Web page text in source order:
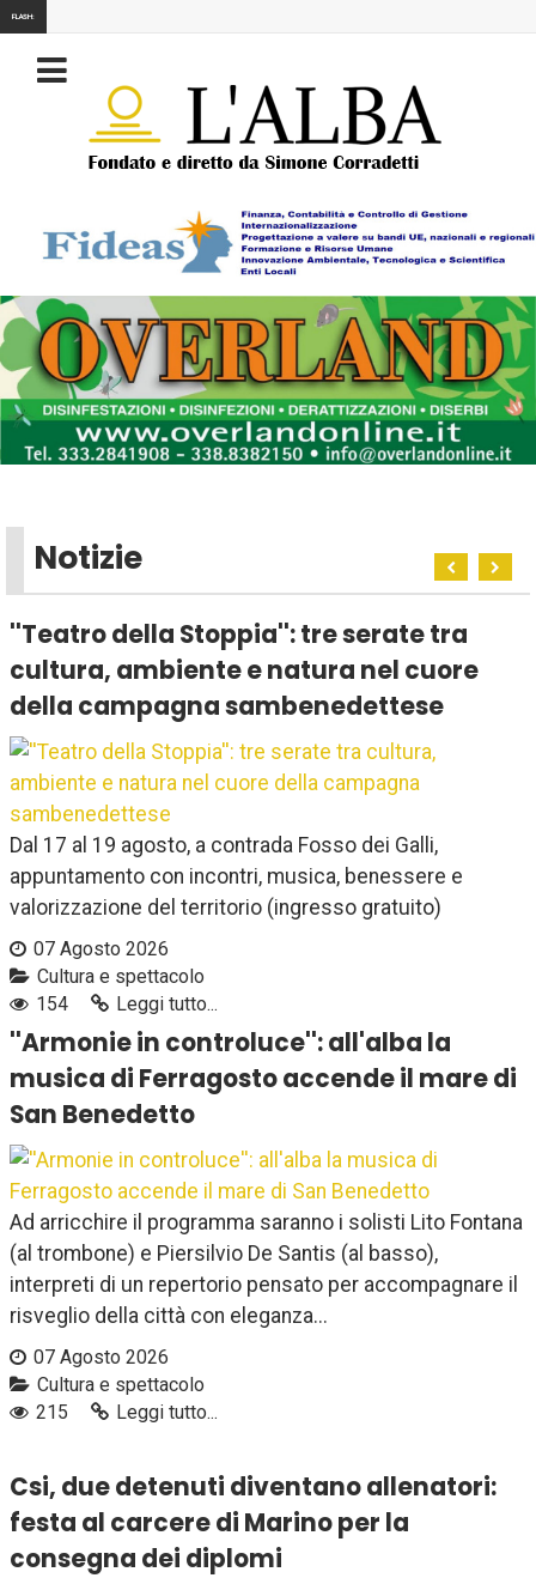
FLASH:
Notizie
''Teatro della Stoppia'': tre serate tra
cultura, ambiente e natura nel cuore
della campagna sambenedettese
Dal 17 al 19 agosto, a contrada Fosso dei Galli,
appuntamento con incontri, musica, benessere e
valorizzazione del territorio (ingresso gratuito)
07 Agosto 2026
Cultura e spettacolo
154
Leggi tutto...
''Armonie in controluce'': all'alba la
musica di Ferragosto accende il mare di
San Benedetto
Ad arricchire il programma saranno i solisti Lito Fontana
(al trombone) e Piersilvio De Santis (al basso),
interpreti di un repertorio pensato per accompagnare il
risveglio della città con eleganza...
07 Agosto 2026
Cultura e spettacolo
215
Leggi tutto...
Csi, due detenuti diventano allenatori:
festa al carcere di Marino per la
consegna dei diplomi